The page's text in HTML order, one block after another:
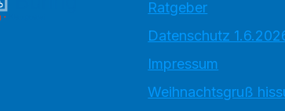
Ratgeber
Datenschutz
Impressum
Weihnachtsgruß